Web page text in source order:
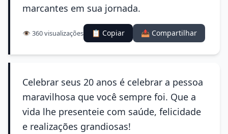
marcantes em sua jornada.
👁️ 360 visualizações 📋 Copiar 📤 Compartilhar
Celebrar seus 20 anos é celebrar a pessoa
maravilhosa que você sempre foi. Que a
vida lhe presenteie com saúde, felicidade
e realizações grandiosas!